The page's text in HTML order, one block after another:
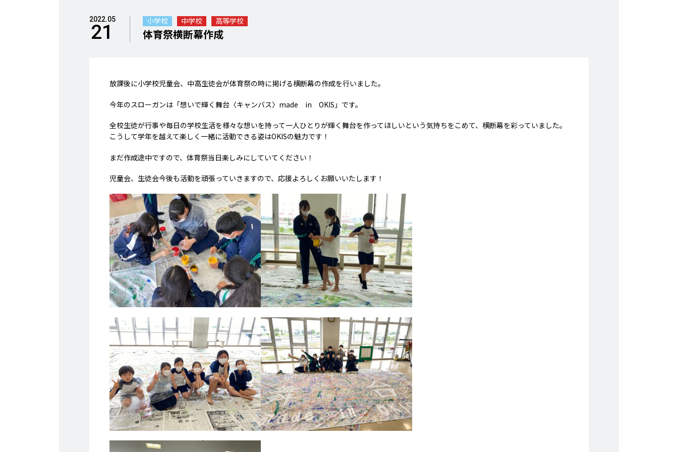
2022.05
21
小学校 中学校 高等学校
体育祭横断幕作成
放課後に小学校児童会、中高生徒会が体育祭の時に掲げる横断幕の作成を行いました。
今年のスローガンは「想いで輝く舞台〈キャンバス〉made in OKIS」です。
全校生徒が行事や毎日の学校生活を様々な想いを持って一人ひとりが輝く舞台を作ってほしいという気持ちをこめて、横断幕を彩っていました。
こうして学年を越えて楽しく一緒に活動できる姿はOKISの魅力です！
まだ作成途中ですので、体育祭当日楽しみにしていてください！
児童会、生徒会今後も活動を頑張っていきますので、応援よろしくお願いいたします！